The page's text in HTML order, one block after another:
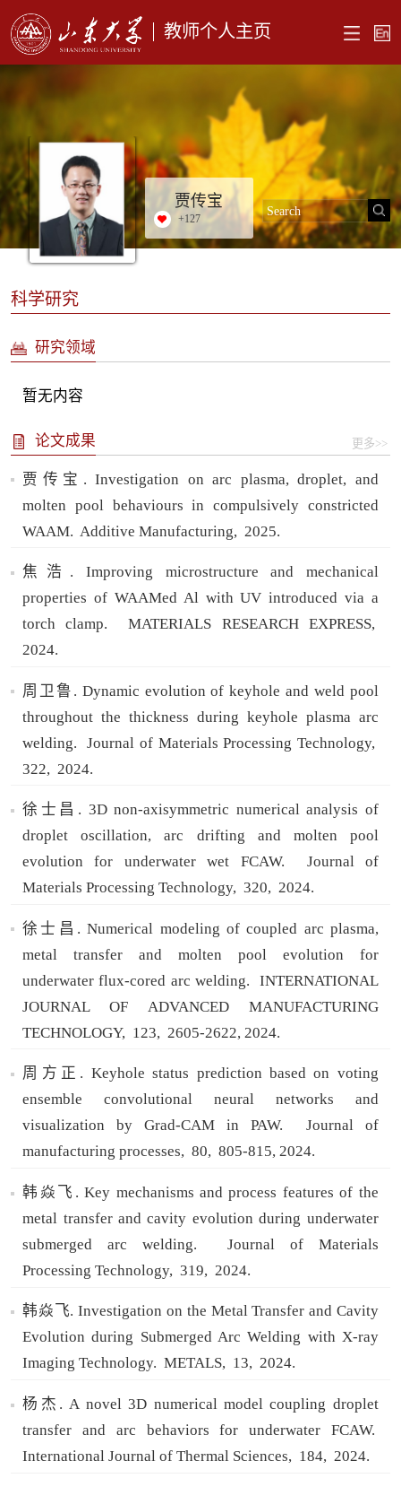
教师个人主页
贾传宝
+127
科学研究
研究领域
暂无内容
论文成果 更多>>
贾传宝. Investigation on arc plasma, droplet, and
molten pool behaviours in compulsively constricted
WAAM. Additive Manufacturing, 2025.
焦浩. Improving microstructure and mechanical
properties of WAAMed Al with UV introduced via a
torch clamp.
MATERIALS RESEARCH EXPRESS,
2024.
周卫鲁. Dynamic evolution of keyhole and weld pool
throughout the thickness during keyhole plasma arc
welding.
Journal of Materials Processing Technology,
322, 2024.
徐士昌. 3D non-axisymmetric numerical analysis of
droplet oscillation, arc drifting and molten pool
evolution for underwater wet FCAW.
Journal of
Materials Processing Technology, 320, 2024.
徐士昌. Numerical modeling of coupled arc plasma,
metal transfer and molten pool evolution for
underwater flux-cored arc welding.
INTERNATIONAL
JOURNAL OF ADVANCED MANUFACTURING
TECHNOLOGY, 123, 2605-2622, 2024.
周方正. Keyhole status prediction based on voting
ensemble convolutional neural networks and
visualization by Grad-CAM in PAW.
Journal of
manufacturing processes, 80, 805-815, 2024.
韩焱飞. Key mechanisms and process features of the
metal transfer and cavity evolution during underwater
submerged arc welding.
Journal of Materials
Processing Technology, 319, 2024.
韩焱飞. Investigation on the Metal Transfer and Cavity
Evolution during Submerged Arc Welding with X-ray
Imaging Technology. METALS, 13, 2024.
杨杰. A novel 3D numerical model coupling droplet
transfer and arc behaviors for underwater FCAW.
International Journal of Thermal Sciences, 184, 2024.